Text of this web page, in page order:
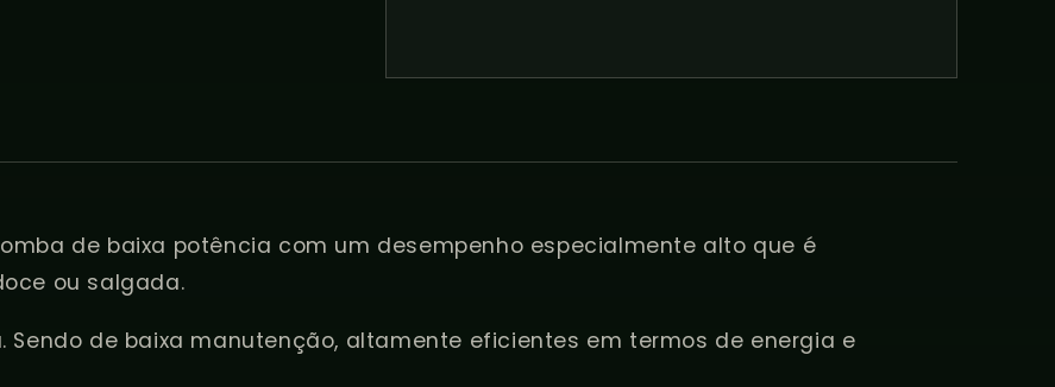
de baixa potência com um desempenho especialmente alto que é
ou salgada.
de baixa manutenção, altamente eficientes em termos de energia e